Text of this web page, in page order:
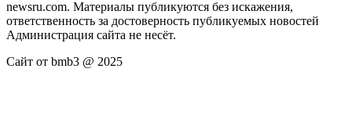
newsru.com. Материалы публикуются без искажения,
ответственность за достоверность публикуемых новостей
Администрация сайта не несёт.
Сайт от bmb3 @ 2025